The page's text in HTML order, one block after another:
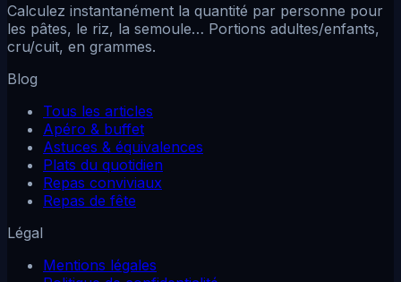
Calculez instantanément la quantité par personne pour
les pâtes, le riz, la semoule… Portions adultes/enfants,
cru/cuit, en grammes.
Blog
Tous les articles
Apéro & buffet
Astuces & équivalences
Plats du quotidien
Repas conviviaux
Repas de fête
Légal
Mentions légales